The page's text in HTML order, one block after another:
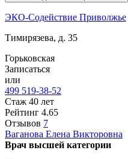
ЭКО-Содействие Приволжье
Тимирязева, д. 35
Горьковская
Записаться
или
499 519-38-52
Стаж 40 лет
Рейтинг 4.65
Отзывов 7
Ваганова Елена Викторовна
Врач высшей категории